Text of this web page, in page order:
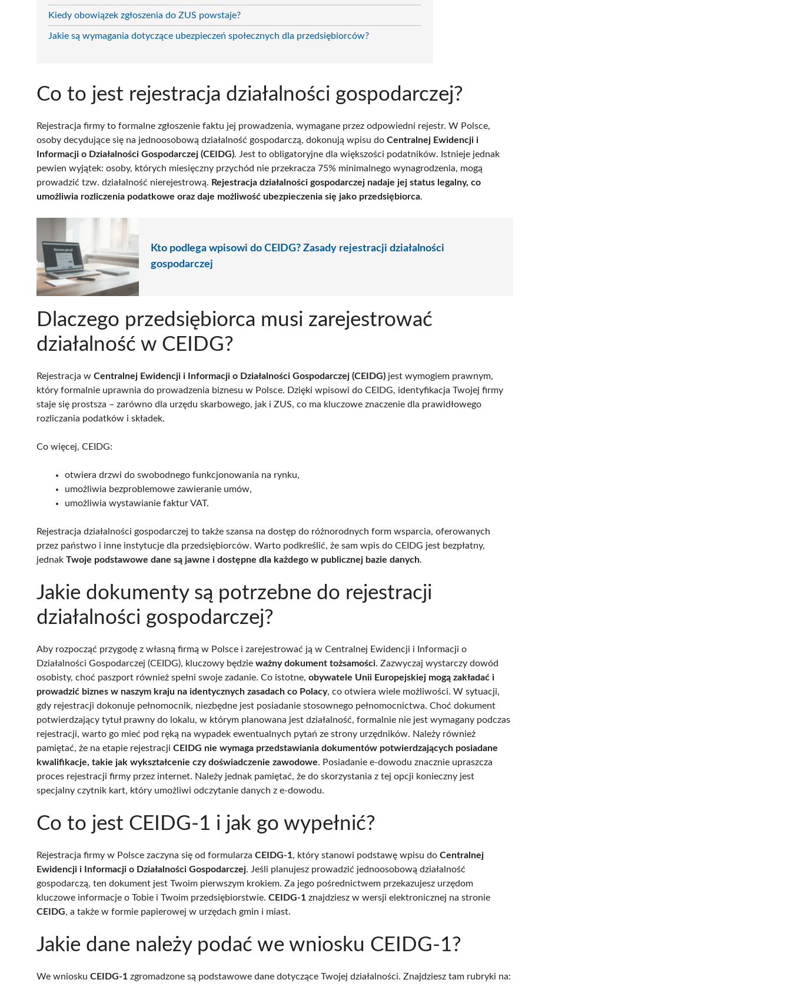
Kiedy obowiązek zgłoszenia do ZUS powstaje?
Jakie są wymagania dotyczące ubezpieczeń społecznych dla przedsiębiorców?
Co to jest rejestracja działalności gospodarczej?
Rejestracja firmy to formalne zgłoszenie faktu jej prowadzenia, wymagane przez odpowiedni rejestr. W Polsce,
osoby decydujące się na jednoosobową działalność gospodarczą, dokonują wpisu do Centralnej Ewidencji i
Informacji o Działalności Gospodarczej (CEIDG). Jest to obligatoryjne dla większości podatników. Istnieje jednak
pewien wyjątek: osoby, których miesięczny przychód nie przekracza 75% minimalnego wynagrodzenia, mogą
prowadzić tzw. działalność nierejestrową. Rejestracja działalności gospodarczej nadaje jej status legalny, co
umożliwia rozliczenia podatkowe oraz daje możliwość ubezpieczenia się jako przedsiębiorca.
Kto podlega wpisowi do CEIDG? Zasady rejestracji działalności
gospodarczej
Dlaczego przedsiębiorca musi zarejestrować
działalność w CEIDG?
Rejestracja w Centralnej Ewidencji i Informacji o Działalności Gospodarczej (CEIDG) jest wymogiem prawnym,
który formalnie uprawnia do prowadzenia biznesu w Polsce. Dzięki wpisowi do CEIDG, identyfikacja Twojej firmy
staje się prostsza – zarówno dla urzędu skarbowego, jak i ZUS, co ma kluczowe znaczenie dla prawidłowego
rozliczania podatków i składek.
Co więcej, CEIDG:
otwiera drzwi do swobodnego funkcjonowania na rynku,
umożliwia bezproblemowe zawieranie umów,
umożliwia wystawianie faktur VAT.
Rejestracja działalności gospodarczej to także szansa na dostęp do różnorodnych form wsparcia, oferowanych
przez państwo i inne instytucje dla przedsiębiorców. Warto podkreślić, że sam wpis do CEIDG jest bezpłatny,
jednak Twoje podstawowe dane są jawne i dostępne dla każdego w publicznej bazie danych.
Jakie dokumenty są potrzebne do rejestracji
działalności gospodarczej?
Aby rozpocząć przygodę z własną firmą w Polsce i zarejestrować ją w Centralnej Ewidencji i Informacji o
Działalności Gospodarczej (CEIDG), kluczowy będzie ważny dokument tożsamości. Zazwyczaj wystarczy dowód
osobisty, choć paszport również spełni swoje zadanie. Co istotne, obywatele Unii Europejskiej mogą zakładać i
prowadzić biznes w naszym kraju na identycznych zasadach co Polacy, co otwiera wiele możliwości. W sytuacji,
gdy rejestracji dokonuje pełnomocnik, niezbędne jest posiadanie stosownego pełnomocnictwa. Choć dokument
potwierdzający tytuł prawny do lokalu, w którym planowana jest działalność, formalnie nie jest wymagany podczas
rejestracji, warto go mieć pod ręką na wypadek ewentualnych pytań ze strony urzędników. Należy również
pamiętać, że na etapie rejestracji CEIDG nie wymaga przedstawiania dokumentów potwierdzających posiadane
kwalifikacje, takie jak wykształcenie czy doświadczenie zawodowe. Posiadanie e-dowodu znacznie upraszcza
proces rejestracji firmy przez internet. Należy jednak pamiętać, że do skorzystania z tej opcji konieczny jest
specjalny czytnik kart, który umożliwi odczytanie danych z e-dowodu.
Co to jest CEIDG-1 i jak go wypełnić?
Rejestracja firmy w Polsce zaczyna się od formularza CEIDG-1, który stanowi podstawę wpisu do Centralnej
Ewidencji i Informacji o Działalności Gospodarczej. Jeśli planujesz prowadzić jednoosobową działalność
gospodarczą, ten dokument jest Twoim pierwszym krokiem. Za jego pośrednictwem przekazujesz urzędom
kluczowe informacje o Tobie i Twoim przedsiębiorstwie. CEIDG-1 znajdziesz w wersji elektronicznej na stronie
CEIDG, a także w formie papierowej w urzędach gmin i miast.
Jakie dane należy podać we wniosku CEIDG-1?
We wniosku CEIDG-1 zgromadzone są podstawowe dane dotyczące Twojej działalności. Znajdziesz tam rubryki na: